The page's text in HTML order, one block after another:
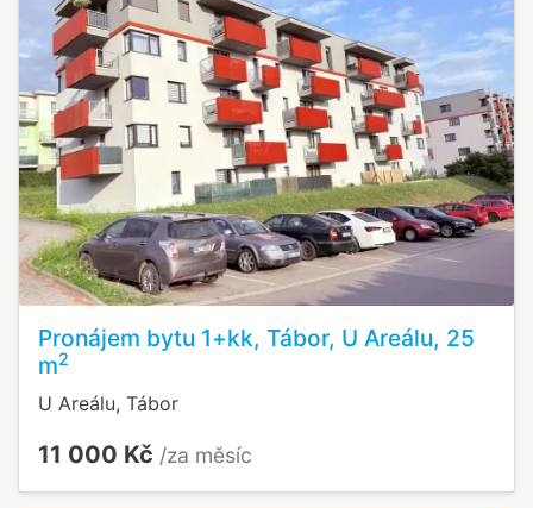
Pronájem bytu 1+kk, Tábor, U Areálu, 25
m2
U Areálu, Tábor
11 000 Kč /za měsíc